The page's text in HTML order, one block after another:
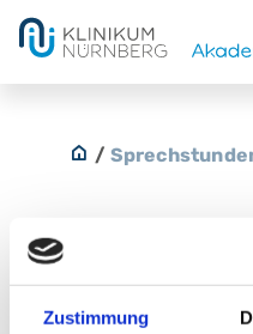
Zustimmung
/
Innere